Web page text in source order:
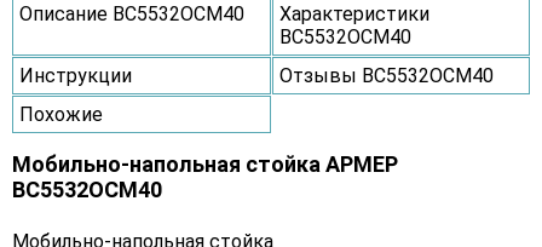
Описание ВС5532ОСМ40
Характеристики
ВС5532ОСМ40
Инструкции
Отзывы ВС5532ОСМ40
Похожие
Мобильно-напольная стойка АРМЕР
ВС5532ОСМ40
Мобильно-напольная стойка